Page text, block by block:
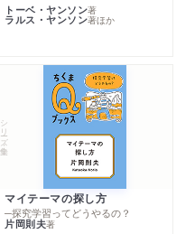
トーベ・ヤンソン著
ラルス・ヤンソン著ほか
シリーズ・全集
マイテーマの探し方
─探究学習ってどうやるの？
片岡則夫著